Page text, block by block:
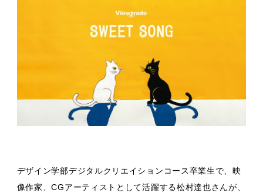
デザイン学部デジタルクリエイションコース卒業生で、映
像作家、CGアーティストとして活躍する松村達也さんが、